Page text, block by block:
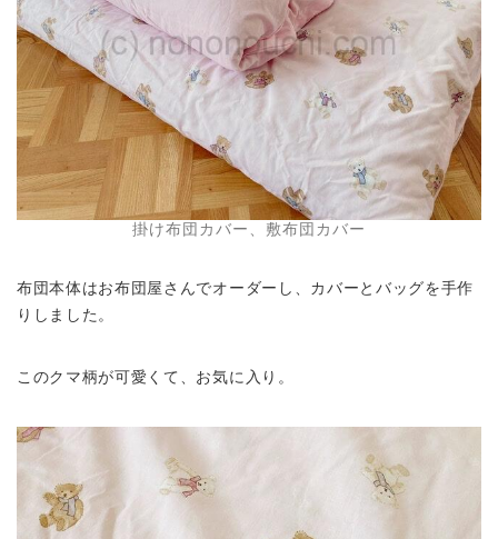
掛け布団カバー、敷布団カバー
布団本体はお布団屋さんでオーダーし、カバーとバッグを手作
りしました。
このクマ柄が可愛くて、お気に入り。